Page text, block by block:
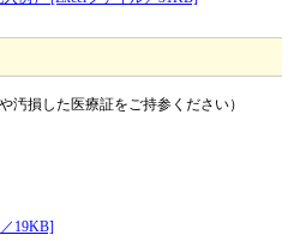
汚損した医療証をご持参ください）
19KB]